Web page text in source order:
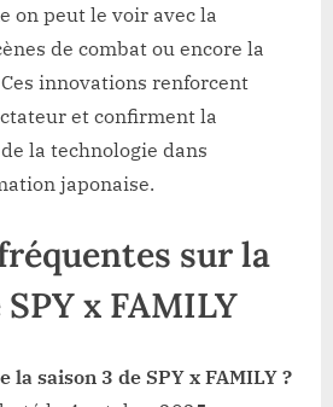
on peut le voir avec la
de combat ou encore la
innovations renforcent
et confirment la
la technologie dans
japonaise.
sur la
x FAMILY
la saison 3 de SPY x FAMILY ?